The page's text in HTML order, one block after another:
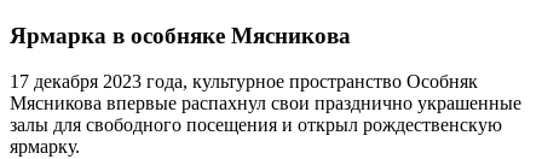
Ярмарка в особняке Мясникова
17 декабря 2023 года, культурное пространство Особняк
Мясникова впервые распахнул свои празднично украшенные
залы для свободного посещения и открыл рождественскую
ярмарку.